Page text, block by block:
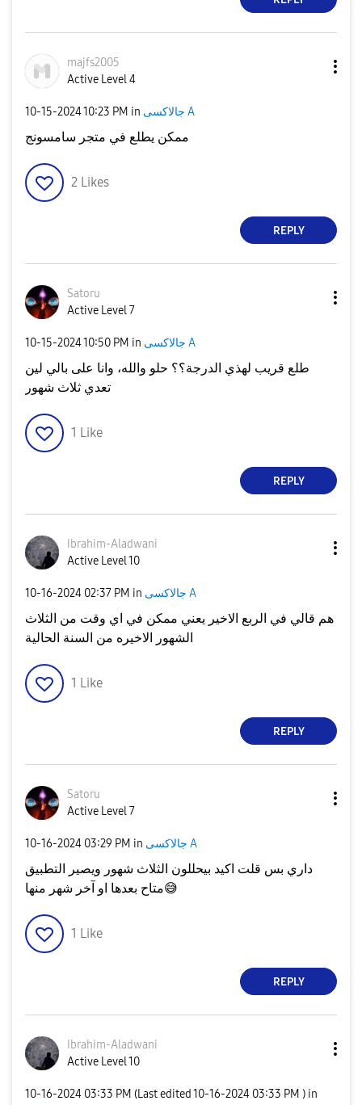
majfs2005
Active Level 4
‎10-15-202410:23 PM in جالاكسى A
ممكن يطلع في متجر سامسونج
2 Likes
REPLY
Satoru
Active Level 7
‎10-15-202410:50 PM in جالاكسى A
طلع قريب لهذي الدرجة؟؟ حلو والله، وانا على بالي لين
تعدي ثلاث شهور
1 Like
REPLY
Ibrahim-Aladwani
Active Level 10
‎10-16-2024 02:37 PM in جالاكسى A
هم قالي في الربع الاخير يعني ممكن في اي وقت من الثلاث
الشهور الاخيره من السنة الحالية
1 Like
REPLY
Satoru
Active Level 7
‎10-16-2024 03:29 PM in جالاكسى A
داري بس قلت اكيد بيحللون الثلاث شهور ويصير التطبيق
متاح بعدها او آخر شهر منها😅
1 Like
REPLY
Ibrahim-Aladwani
Active Level 10
‎10-16-2024 03:33 PM (Last edited ‎10-16-2024 03:33 PM ) in